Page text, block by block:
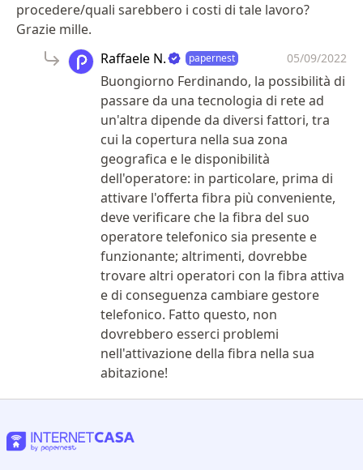
procedere/quali sarebbero i costi di tale lavoro?
Grazie mille.
Raffaele N.
papernest 05/09/2022
Buongiorno Ferdinando, la possibilità di
passare da una tecnologia di rete ad
un'altra dipende da diversi fattori, tra
cui la copertura nella sua zona
geografica e le disponibilità
dell'operatore: in particolare, prima di
attivare l'offerta fibra più conveniente,
deve verificare che la fibra del suo
operatore telefonico sia presente e
funzionante; altrimenti, dovrebbe
trovare altri operatori con la fibra attiva
e di conseguenza cambiare gestore
telefonico. Fatto questo, non
dovrebbero esserci problemi
nell'attivazione della fibra nella sua
abitazione!